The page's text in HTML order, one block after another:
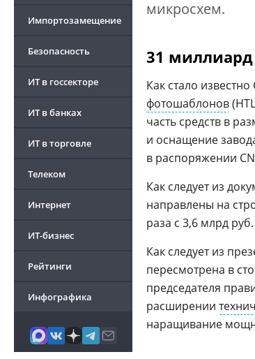
Импортозамещение
Безопасность
ИТ в госсекторе
ИТ в банках
ИТ в торговле
Телеком
Интернет
ИТ-бизнес
Рейтинги
Инфографика
микросхем.
31
Как стало
фотошаблонов
часть средств в
и оснащение
в распоряжении
Как следует из
направлены на
раза с 3,6 млрд руб.
Как следует из
пересмотрена в
председателя
расширении
наращивание